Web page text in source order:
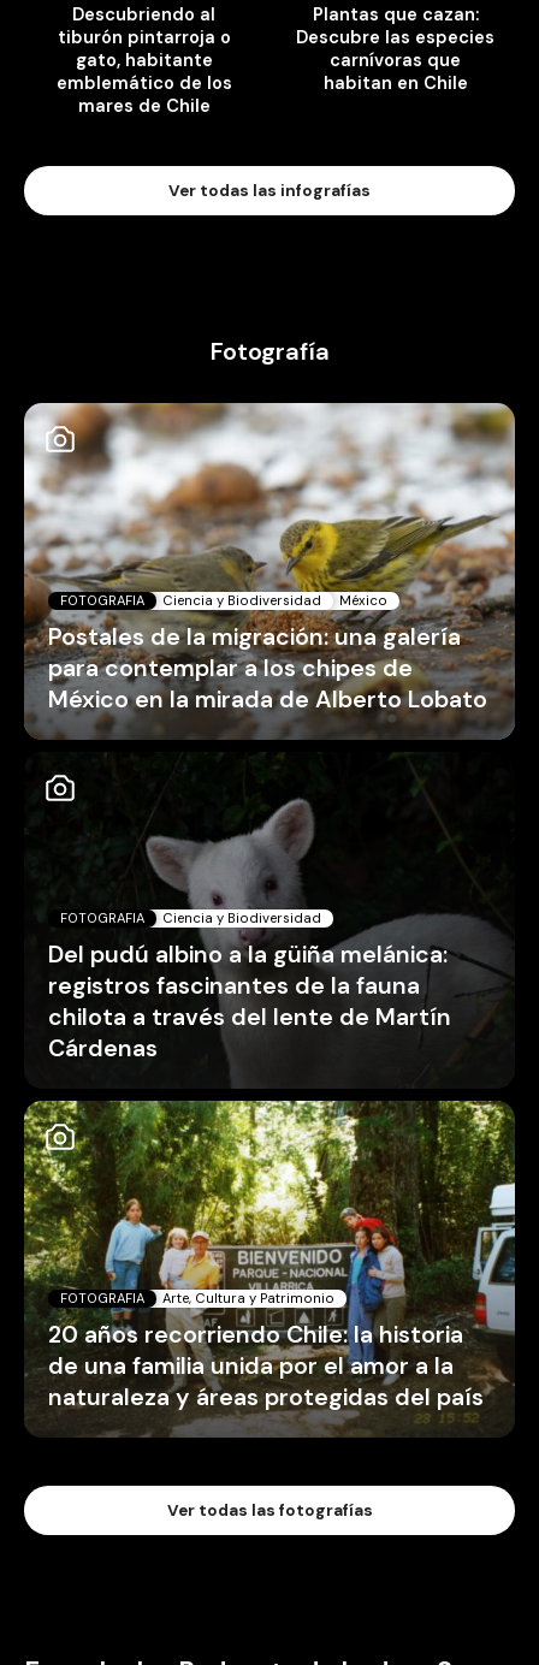
Descubriendo al
tiburón pintarroja o
gato, habitante
emblemático de los
mares de Chile
Plantas que cazan:
Descubre las especies
carnívoras que
habitan en Chile
Ver todas las infografías
Fotografía
FOTOGRAFIA Ciencia y Biodiversidad México
Postales de la migración: una galería
para contemplar a los chipes de
México en la mirada de Alberto Lobato
FOTOGRAFIA Ciencia y Biodiversidad
Del pudú albino a la güiña melánica:
registros fascinantes de la fauna
chilota a través del lente de Martín
Cárdenas
FOTOGRAFIA Arte, Cultura y Patrimonio
20 años recorriendo Chile: la historia
de una familia unida por el amor a la
naturaleza y áreas protegidas del país
Ver todas las fotografías